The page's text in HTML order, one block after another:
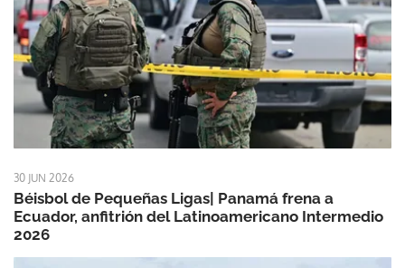
30 JUN 2026
Béisbol de Pequeñas Ligas| Panamá frena a
Ecuador, anfitrión del Latinoamericano Intermedio
2026